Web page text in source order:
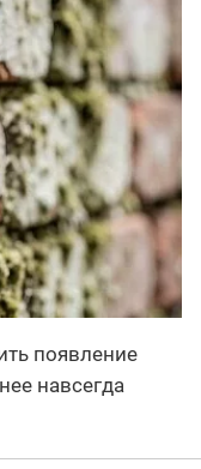
появление
навсегда